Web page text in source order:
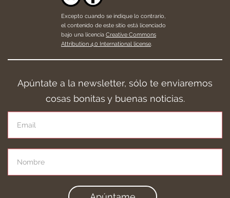
Excepto cuando se indique lo contrario,
el contenido de este sitio está licenciado
bajo una licencia Creative Commons
Attribution 4.0 International license.
Apúntate a la newsletter, sólo te enviaremos
cosas bonitas y buenas noticias.